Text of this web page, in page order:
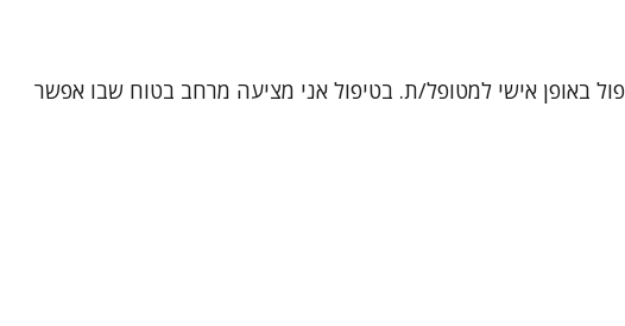
באופן אישי למטופל/ת. בטיפול אני מציעה מרחב בטוח שבו אפשר